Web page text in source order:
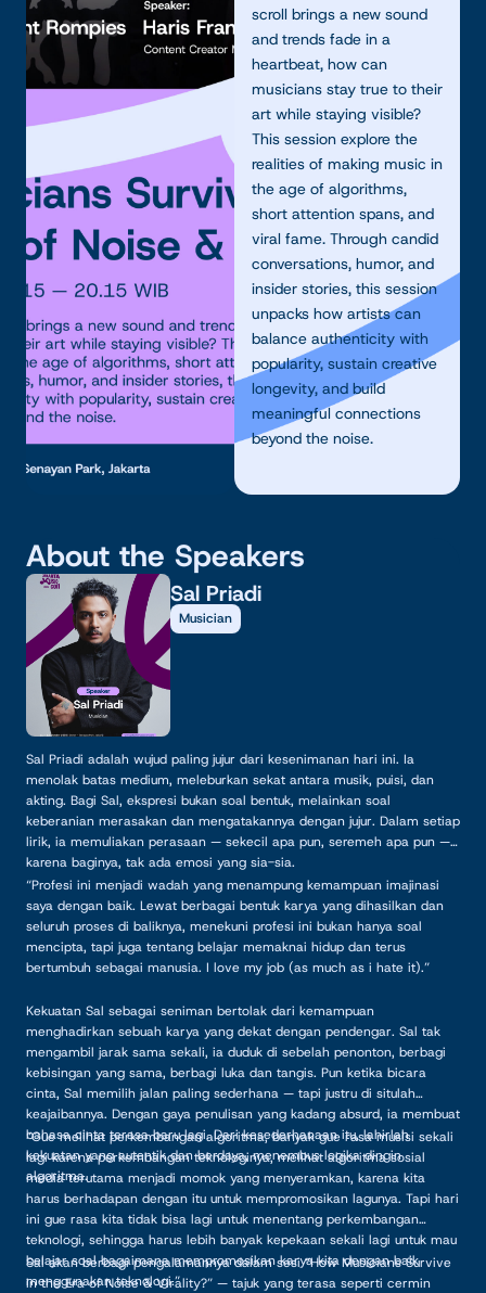
scroll brings a new sound
and trends fade in a
heartbeat, how can
musicians stay true to their
art while staying visible?
This session explore the
realities of making music in
the age of algorithms,
short attention spans, and
viral fame. Through candid
conversations, humor, and
insider stories, this session
unpacks how artists can
balance authenticity with
popularity, sustain creative
longevity, and build
meaningful connections
beyond the noise.
About the Speakers
Sal Priadi
Musician
Sal Priadi adalah wujud paling jujur dari kesenimanan hari ini. Ia
menolak batas medium, meleburkan sekat antara musik, puisi, dan
akting. Bagi Sal, ekspresi bukan soal bentuk, melainkan soal
keberanian merasakan dan mengatakannya dengan jujur. Dalam setiap
lirik, ia memuliakan perasaan — sekecil apa pun, seremeh apa pun —
karena baginya, tak ada emosi yang sia-sia.
“Profesi ini menjadi wadah yang menampung kemampuan imajinasi
saya dengan baik. Lewat berbagai bentuk karya yang dihasilkan dan
seluruh proses di baliknya, menekuni profesi ini bukan hanya soal
mencipta, tapi juga tentang belajar memaknai hidup dan terus
bertumbuh sebagai manusia. I love my job (as much as i hate it).”
Kekuatan Sal sebagai seniman bertolak dari kemampuan
menghadirkan sebuah karya yang dekat dengan pendengar. Sal tak
mengambil jarak sama sekali, ia duduk di sebelah penonton, berbagi
kebisingan yang sama, berbagi luka dan tangis. Pun ketika bicara
cinta, Sal memilih jalan paling sederhana — tapi justru di situlah
keajaibannya. Dengan gaya penulisan yang kadang absurd, ia membuat
bahasa cinta terasa baru lagi. Dari kesederhanaan itu, lahirlah
kekuatan yang autentik dan berdaya, menembus logika dingin
algoritma.
“Gue melihat perkembangan algoritma, banyak gue rasa musisi sekali
lagi karena perkembangan teknologinya, melihat algoritma sosial
media terutama menjadi momok yang menyeramkan, karena kita
harus berhadapan dengan itu untuk mempromosikan lagunya. Tapi hari
ini gue rasa kita tidak bisa lagi untuk menentang perkembangan
teknologi, sehingga harus lebih banyak kepekaan sekali lagi untuk mau
belajar soal bagaimana mempromosikan karya kita dengan baik
menggunakan teknologi.”
Sal akan berbagi pengalamannya dalam sesi “How Musicians Survive
in the Era of Noise & Virality?” — tajuk yang terasa seperti cermin